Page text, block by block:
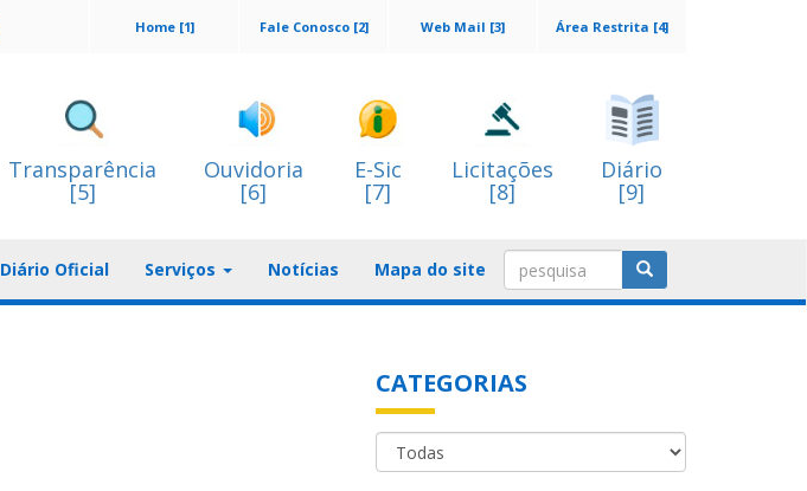
Área Restrita [4]
Web Mail [3]
Fale Conosco [2]
Home [1]
Transparência
[5]
Ouvidoria
[6]
E-Sic
[7]
Licitações
[8]
Diário
[9]
Diário Oficial Serviços Notícias Mapa do site
CATEGORIAS